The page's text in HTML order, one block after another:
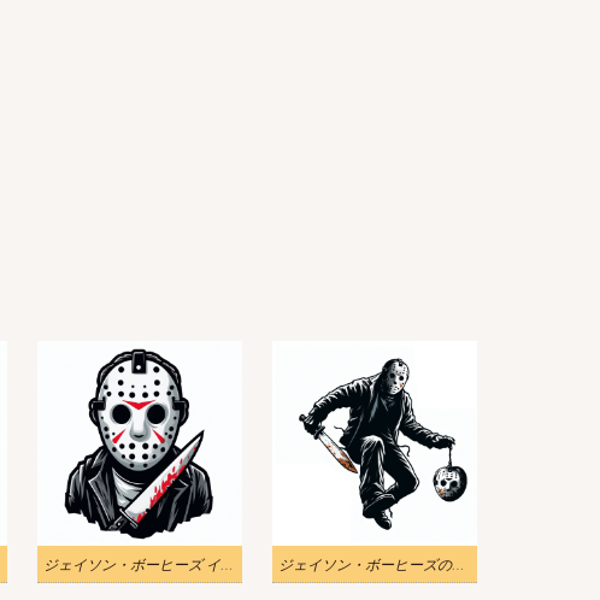
ジェイソン・ボーヒーズ イラスト 無料画像 2 ジェイソン・ボーヒーズのイラスト無料写真